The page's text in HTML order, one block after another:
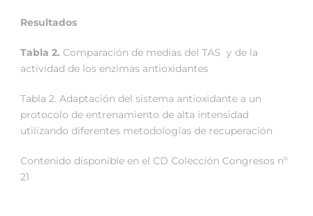
Resultados
Tabla 2. Comparación de medias del TAS y de la
actividad de los enzimas antioxidantes
Tabla 2. Adaptación del sistema antioxidante a un
protocolo de entrenamiento de alta intensidad
utilizando diferentes metodologías de recuperación
Contenido disponible en el CD Colección Congresos nº
21